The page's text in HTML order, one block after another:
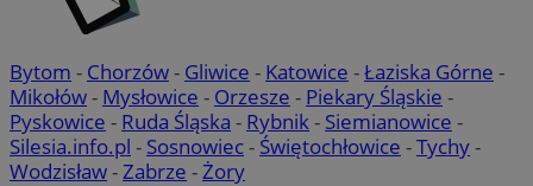
Bytom - Chorzów- Gliwice - Katowice -Łaziska Górne -
Mikołów- Mysłowice - Orzesze - Piekary Śląskie -
Pyskowice - Ruda Śląska - Rybnik- Siemianowice -
Silesia.info.pl - Sosnowiec- Świętochłowice -Tychy-
Wodzisław-Zabrze -Żory